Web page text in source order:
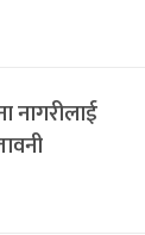
नागरीलाई